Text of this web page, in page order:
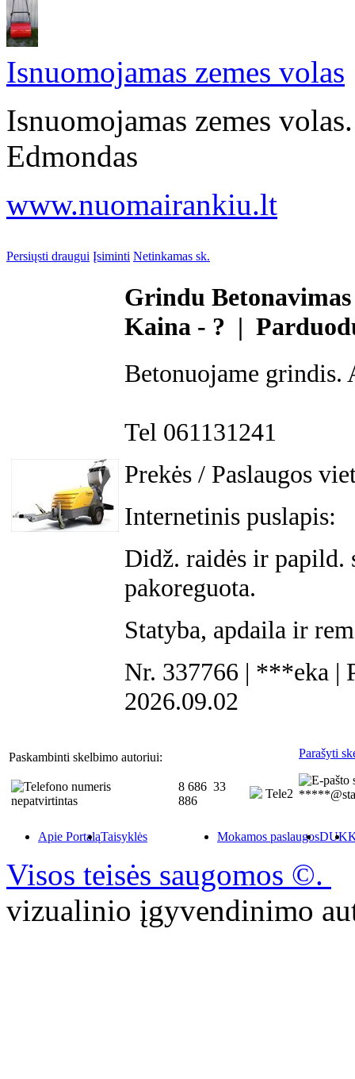
Isnuomojamas zemes volas
Isnuomojamas zemes
Edmondas
www.nuomairankiu.lt
Persiųsti draugui Įsiminti Netinkamas sk.
Grindu Betonavimas
Kaina - ? |
Betonuojame grindis.
Tel 061131241
Prekės / Paslaugos
Internetinis puslapis:
Didž. raidės ir papild.
pakoreguota.
Statyba, apdaila ir
Nr. 337766 | ***eka |
2026.09.02
Paskambinti skelbimo autoriui:
8 686 33
886
Tele2
Parašyti
Apie PortaląTaisyklės Mokamos paslaugosDUK
Visos teisės saugomos ©.
vizualinio įgyvendinimo